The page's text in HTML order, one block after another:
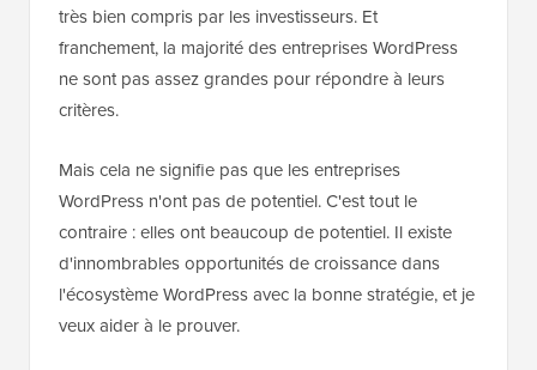
très bien compris par les investisseurs. Et
franchement, la majorité des entreprises WordPress
ne sont pas assez grandes pour répondre à leurs
critères.
Mais cela ne signifie pas que les entreprises
WordPress n'ont pas de potentiel. C'est tout le
contraire : elles ont beaucoup de potentiel. Il existe
d'innombrables opportunités de croissance dans
l'écosystème WordPress avec la bonne stratégie, et je
veux aider à le prouver.